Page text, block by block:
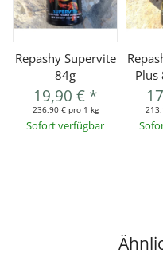
Repashy Supervite
84g
19,90 € *
236,90 € pro 1 kg
Sofort verfügbar
Plus